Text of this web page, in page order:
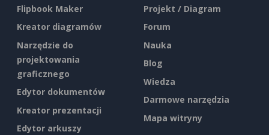
Flipbook Maker
Kreator diagramów
Narzędzie do
projektowania
graficznego
Edytor dokumentów
Kreator prezentacji
Edytor arkuszy
Projekt / Diagram
Forum
Nauka
Blog
Wiedza
Darmowe narzędzia
Mapa witryny